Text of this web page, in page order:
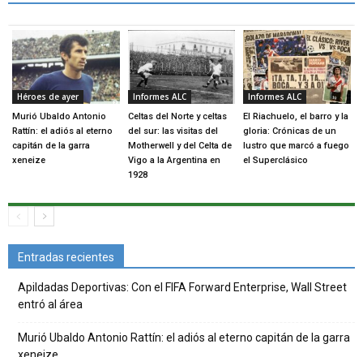
Héroes de ayer
Murió Ubaldo Antonio
Rattín: el adiós al eterno
capitán de la garra
xeneize
Informes ALC
Celtas del Norte y celtas
del sur: las visitas del
Motherwell y del Celta de
Vigo a la Argentina en
1928
Informes ALC
El Riachuelo, el barro y la
gloria: Crónicas de un
lustro que marcó a fuego
el Superclásico
Entradas recientes
Apildadas Deportivas: Con el FIFA Forward Enterprise, Wall Street
entró al área
Murió Ubaldo Antonio Rattín: el adiós al eterno capitán de la garra
xeneize